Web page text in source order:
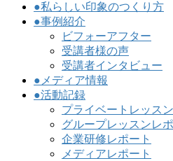
●私らしい印象のつくり方
●事例紹介
ビフォーアフター
受講者様の声
受講者インタビュー
●メディア情報
●活動記録
プライベートレッス
グループレッスンレ
企業研修レポート
メディアレポート